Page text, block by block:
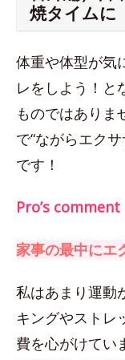
焼タイムに
体重や体型が気
レをしよう！と
ものではありま
で“ながらエク
です！
Pro’s comment
家事の最中にエ
私はあまり運動
キングやストレ
費を心がけてい